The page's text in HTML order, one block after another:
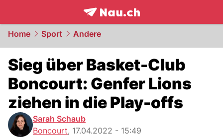
frontpage.NAU.ch
Home Sport Andere
Sieg über Basket-Club
Boncourt: Genfer Lions
ziehen in die Play-offs
Sarah Schaub
Boncourt, 17.04.2022 - 15:49